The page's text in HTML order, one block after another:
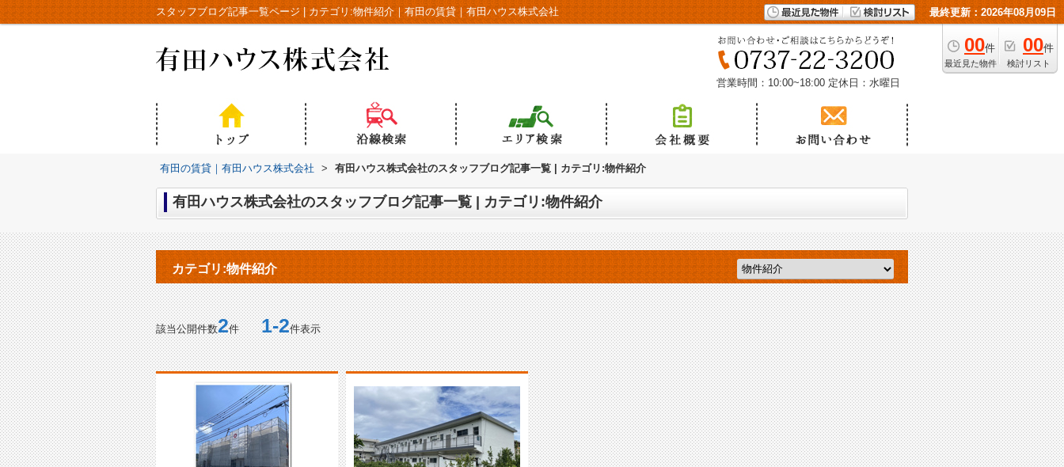
スタッフブログ記事一覧ページ | カテゴリ:物件紹介｜有田の賃貸｜有田ハウス株式会社 最終更新：2026年08月09日
00件
最近見た物件
00件
検討リスト
営業時間：10:00~18:00 定休日：水曜日
有田の賃貸｜有田ハウス株式会社 > 有田ハウス株式会社のスタッフブログ記事一覧 | カテゴリ:物件紹介
有田ハウス株式会社のスタッフブログ記事一覧 | カテゴリ:物件紹介
カテゴリ:物件紹介
該当公開件数2件1-2件表示